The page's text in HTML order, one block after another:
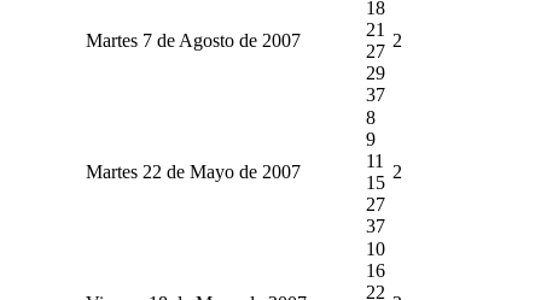
Martes 7 de Agosto de 2007
18
21
27
29
37
2
Martes 22 de Mayo de 2007
8
9
11
15
27
37
2
10
16
22